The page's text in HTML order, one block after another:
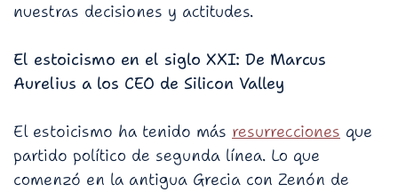
nuestras decisiones y actitudes.
El estoicismo en el siglo XXI: De Marcus
Aurelius a los CEO de Silicon Valley
El estoicismo ha tenido más resurrecciones que
partido político de segunda línea. Lo que
comenzó en la antigua Grecia con Zenón de